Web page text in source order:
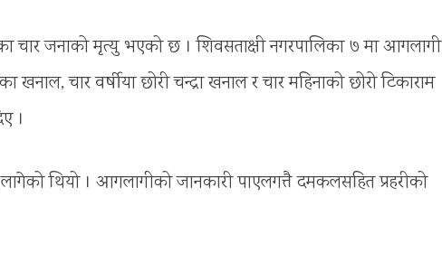
चार जनाको मृत्यु भएको छ । शिवसताक्षी नगरपालिका ७ मा आगलागी
चार वर्षीया छोरी चन्द्रा खनाल र चार महिनाको छोरो टिकाराम
।
थियो । आगलागीको जानकारी पाएलगत्तै दमकलसहित प्रहरीको